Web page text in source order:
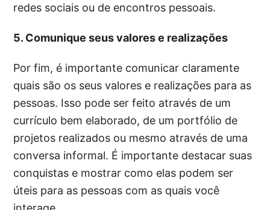
redes sociais ou de encontros pessoais.
5. Comunique seus valores e realizações
Por fim, é importante comunicar claramente
quais são os seus valores e realizações para as
pessoas. Isso pode ser feito através de um
currículo bem elaborado, de um portfólio de
projetos realizados ou mesmo através de uma
conversa informal. É importante destacar suas
conquistas e mostrar como elas podem ser
úteis para as pessoas com as quais você